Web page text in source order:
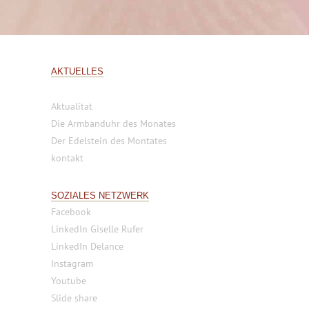
AKTUELLES
Aktualitat
Die Armbanduhr des Monates
Der Edelstein des Montates
kontakt
SOZIALES NETZWERK
Facebook
LinkedIn Giselle Rufer
LinkedIn Delance
Instagram
Youtube
Slide share